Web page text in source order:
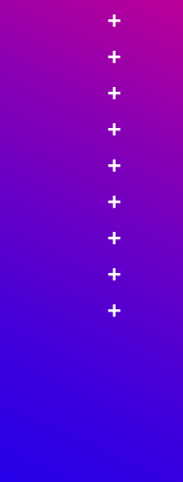
+
+
+
+
+
+
+
+
+